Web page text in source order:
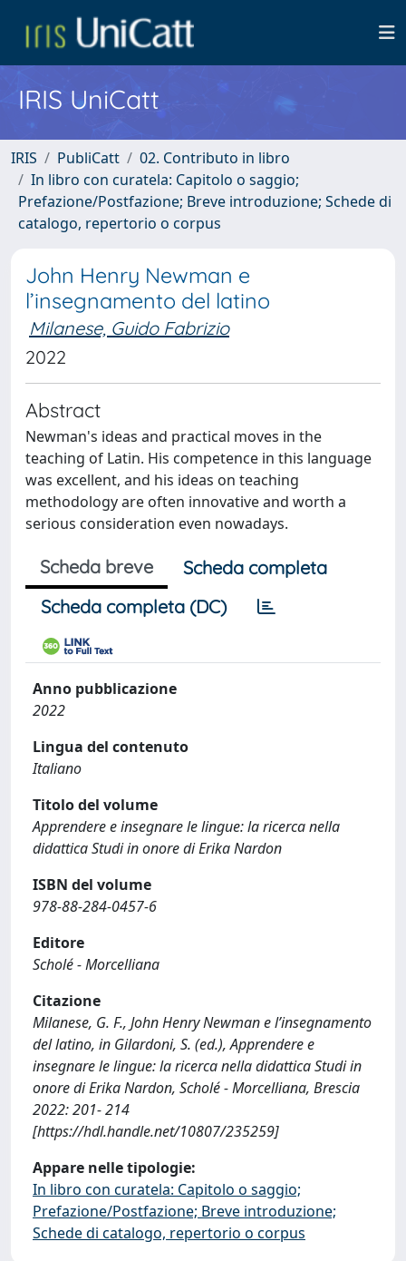
IRIS UniCatt
IRIS PubliCatt
02. Contributo in libro
In libro con curatela: Capitolo o saggio;
Prefazione/Postfazione; Breve introduzione; Schede di
catalogo, repertorio o corpus
John Henry Newman e
l’insegnamento del latino
Milanese, Guido Fabrizio
2022
Abstract
Newman's ideas and practical moves in the
teaching of Latin. His competence in this language
was excellent, and his ideas on teaching
methodology are often innovative and worth a
serious consideration even nowadays.
Scheda breve
Scheda completa
Scheda completa (DC)
Anno pubblicazione
2022
Lingua del contenuto
Italiano
Titolo del volume
Apprendere e insegnare le lingue: la ricerca nella
didattica Studi in onore di Erika Nardon
ISBN del volume
978-88-284-0457-6
Editore
Scholé - Morcelliana
Citazione
Milanese, G. F., John Henry Newman e l’insegnamento
del latino, in Gilardoni, S. (ed.), Apprendere e
insegnare le lingue: la ricerca nella didattica Studi in
onore di Erika Nardon, Scholé - Morcelliana, Brescia
2022: 201- 214
[https://hdl.handle.net/10807/235259]
Appare nelle tipologie:
In libro con curatela: Capitolo o saggio;
Prefazione/Postfazione; Breve introduzione;
Schede di catalogo, repertorio o corpus